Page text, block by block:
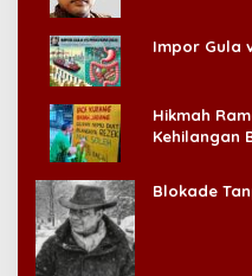
Impor Gula
Hikmah
Kehilangan
Blokade